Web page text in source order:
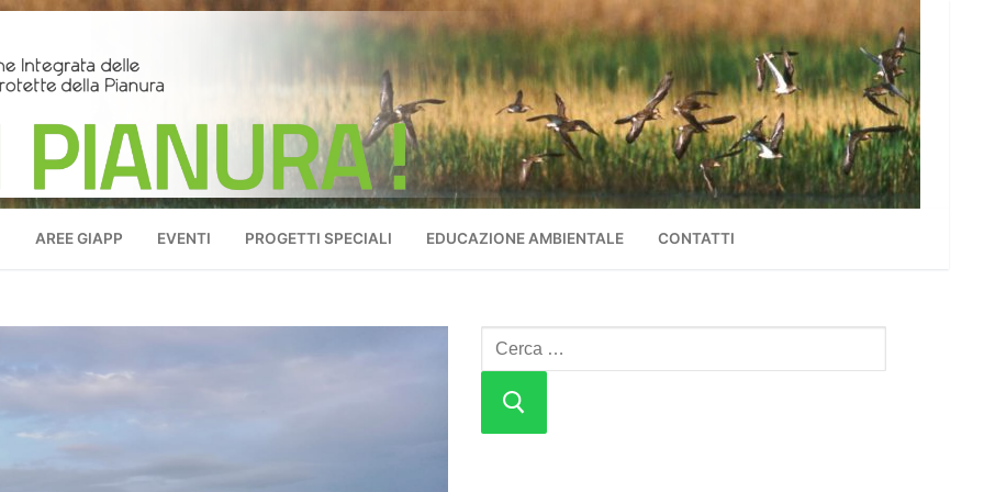
AREE GIAPP EVENTI PROGETTI SPECIALI EDUCAZIONE AMBIENTALE CONTATTI
Cerca: